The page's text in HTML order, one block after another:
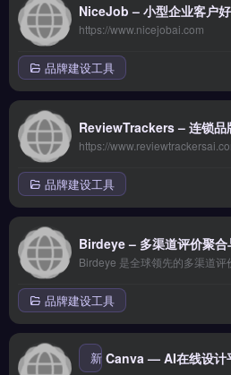
https://www.nicejobai.com
品牌建设工具
https://
品牌建设工具
品牌建设工具
新 Canva — AI在线设计平台